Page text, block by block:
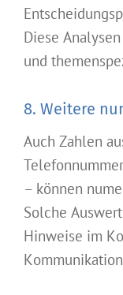
Diese
und
8. Weitere
Auch Zahlen
– können
Solche
Hinweise im